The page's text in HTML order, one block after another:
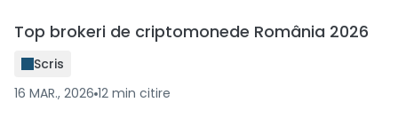
Top brokeri de criptomonede România 2026
Scris
16 MAR., 2026 12 min citire